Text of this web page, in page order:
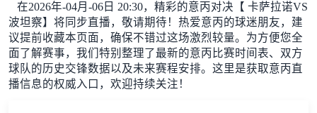
足球集锦
篮球集锦
足球新闻
篮球新闻
在2026年-04月-06日 20:30，精彩的意丙对决【 卡萨拉诺VS
波坦察】将同步直播，敬请期待！热爱意丙的球迷朋友，建
议提前收藏本页面，确保不错过这场激烈较量。为方便您全
面了解赛事，我们特别整理了最新的意丙比赛时间表、双方
球队的历史交锋数据以及未来赛程安排。这里是获取意丙直
播信息的权威入口，欢迎持续关注！